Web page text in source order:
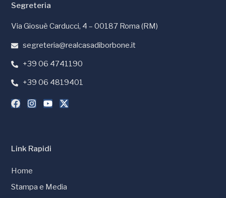
Link Rapidi
Home
Stampa e Media
Segreteria
Via Giosuè Carducci, 4 – 00187 Roma (RM)
segreteria@realcasadiborbone.it
+39 06 4741190
+39 06 4819401